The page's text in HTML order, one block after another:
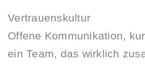
Vertrauenskultur
Offene Kommunikation,
ein Team, das wirklich